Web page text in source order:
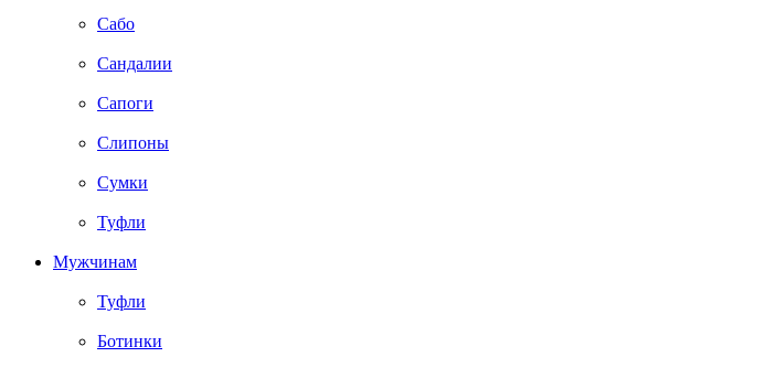
Сабо
Сандалии
Сапоги
Слипоны
Сумки
Туфли
Мужчинам
Туфли
Ботинки